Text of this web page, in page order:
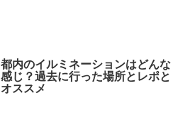
都内のイルミネーションはどんな
感じ？過去に行った場所とレポと
オススメ